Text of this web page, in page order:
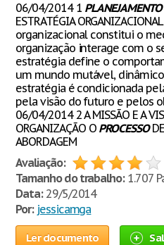
06/04/2014 1 PLANEJAMENTO
ESTRATÉGIA
organizacional constitui o
organização interage com o
estratégia define o
um mundo mutável,
estratégia é condicionada
pela visão do futuro e pelos
06/04/2014 2 A MISSÃO E A
ORGANIZAÇÃO O PROCESSODE
ABORDAGEM
Avaliação:
Tamanho do trabalho:1.707
Data:29/5/2014
Por: jessicamga
Ler documento